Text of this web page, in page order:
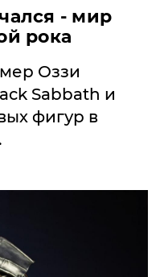
- мир
рока
Оззи
Sabbath и
фигур в